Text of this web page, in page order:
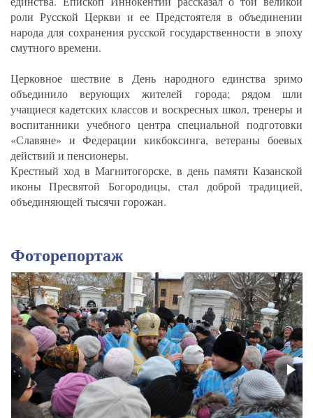
роли Русской Церкви и ее Предстоятеля в объединении
народа для сохранения русской государственности в эпоху
смутного времени.
Церковное шествие в День народного единства зримо
объединило верующих жителей города; рядом шли
учащиеся кадетских классов и воскресных школ, тренеры и
воспитанники учебного центра специальной подготовки
«Славяне» и Федерации кикбоксинга, ветераны боевых
действий и пенсионеры.
Крестный ход в Магнитогорске, в день памяти Казанской
иконы Пресвятой Богородицы, стал доброй традицией,
объединяющей тысячи горожан.
Фоторепортаж